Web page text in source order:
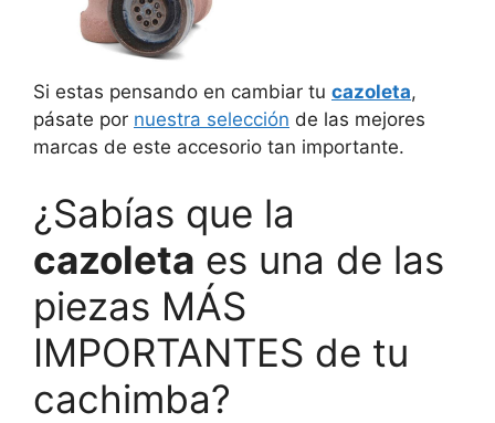
Si estas pensando en cambiar tu cazoleta,
pásate por nuestra selección de las mejores
marcas de este accesorio tan importante.
¿Sabías que la
cazoleta es una de las
piezas MÁS
IMPORTANTES de tu
cachimba?